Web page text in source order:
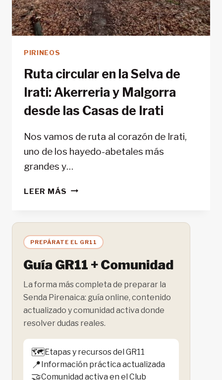
PIRINEOS
Ruta circular en la Selva de
Irati: Akerreria y Malgorra
desde las Casas de Irati
Nos vamos de ruta al corazón de Irati,
uno de los hayedo-abetales más
grandes y…
LEER MÁS RUTA
LA
SELVA
DE
IRATI:
AKERRERIA
Y
MALGORRA
DESDE
LAS
IRATI
PREPÁRATE EL GR11
Guía GR11 + Comunidad
La forma más completa de preparar la
Senda Pirenaica: guía online, contenido
actualizado y comunidad activa donde
resolver dudas reales.
🗺️Etapas y recursos del GR11
📍Información práctica actualizada
🤝Comunidad activa en el Club